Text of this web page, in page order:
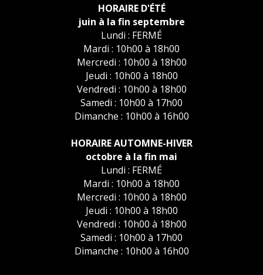
HORAIRE D'ÉTÉ
juin à la fin septembre
Lundi : FERMÉ
Mardi : 10h00 à 18h00
Mercredi : 10h00 à 18h00
Jeudi : 10h00 à 18h00
Vendredi : 10h00 à 18h00
Samedi : 10h00 à 17h00
Dimanche : 10h00 à 16h00
HORAIRE AUTOMNE-HIVER
octobre à la fin mai
Lundi : FERMÉ
Mardi : 10h00 à 18h00
Mercredi : 10h00 à 18h00
Jeudi : 10h00 à 18h00
Vendredi : 10h00 à 18h00
Samedi : 10h00 à 17h00
Dimanche : 10h00 à 16h00